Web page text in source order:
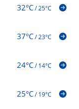
32°C/25°C
37°C/23°C
24°C/14°C
25°C/19°C